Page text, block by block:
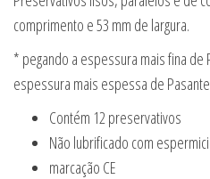
comprimento e 53 mm de largura.
* pegando a espessura mais fina de
espessura mais espessa de
Contém 12 preservativos
Não lubrificado com
marcação CE